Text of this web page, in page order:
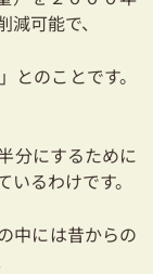
可能で、
とのことです。
分にするために
るわけです。
中には昔からの